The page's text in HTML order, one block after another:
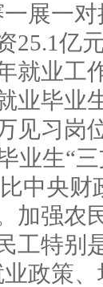
展一
25.1亿
就业工
业毕业
见习岗
业生“
中央
加强农
工特别
政策